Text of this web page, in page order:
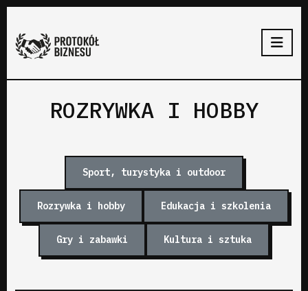
ROZRYWKA I HOBBY
Sport, turystyka i outdoor
Rozrywka i hobby Edukacja i szkolenia
Gry i zabawki Kultura i sztuka